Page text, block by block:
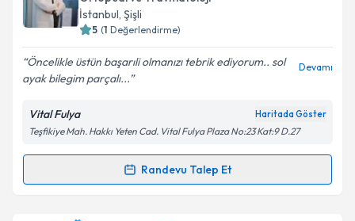
için bir takvim hazırlandığında e-posta ile
bilgilendireceğiz.
E-posta Adresiniz
Kişisel verilerimin işlenmesine ilişkinAydınlatma
Metni'ni okudum ve kişisel verilerimin belirtilen
kapsamda işlenmesini kabul ediyorum.
İstanbul, Şişli
5 (1 Değerlendirme)
Öncelikle üstün başarıli olmanızı tebrik ediyorum.. sol
ayak bilegim parçalı...
Devamı
Vital Fulya Haritada Göster
Teşfikiye Mah. Hakkı Yeten Cad. Vital Fulya Plaza No:23 Kat:9 D.27
Randevu Talep Et
Randevu Takvimi Talebi